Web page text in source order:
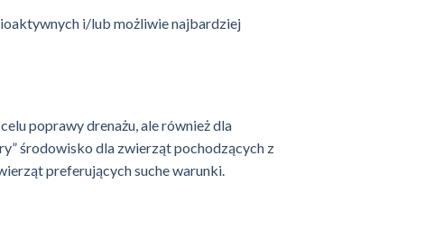
i/lub możliwie najbardziej
poprawy drenażu, ale również dla
środowisko dla zwierząt pochodzących z
preferujących suche warunki.